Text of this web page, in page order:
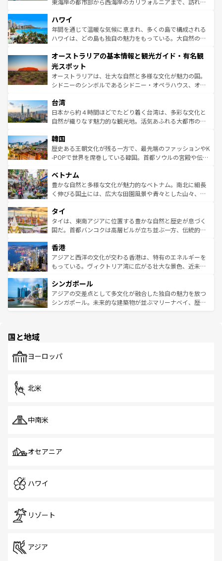
着のスイス情報は
東海岸の都市部から西海岸のカリフォルニアまで、訪れる
のような巨大都市は、観光、ショッピング、エンターテイ
ンメントが詰まった刺激的なスポットだ。一方、アメリカ
西部には大自然が広がり、グランドキャニオンやイエロー
部のニューオーリンズでは、音楽と美食が融合した独特の
文化が魅力。旅行者はアメリカの各地域で異なる魅力を楽
しみながら、その多様性と豊かな歴史を感じることができ
るだろう。車でのロードトリップや列車の旅も、アメリカ
情報は
ハワイ
年間を通じて温暖な気候に恵まれ、多くの島で構成される
ハワイは、どの島も独自の魅力をもっている。大自然の神
ワイ島は見逃せない。また、定番の観光地といえばオアフ
島だが、静かな自然を求めるならマウイ島やカウアイ島が
おすすめ。エメラルドグリーンに輝く海をはじめ、豊かな
文化や歴史が息づいている。「アロハスピリット」と呼ば
人々、おいしいローカルフードやハワイアンミュージッ
ク、伝統的なフラダンスなど、すべてがハワイの魅力を彩
っている。訪れるたびに新しい発見と感動が待っているハ
はコンテンツ一覧
オーストラリアの基本情報と観光ガイド・有名観
光スポット
オーストラリアは、壮大な自然と多様な文化が魅力の国。
シドニーのシンボルであるシドニー・オペラハウス、オー
リアリーフや大陸中央部にそびえるウルル（エアーズロッ
ク）、タスマニアの美しい原生林やケアンズの熱帯雨林な
ど、見どころがたくさん。また、カフェやワイン、オージ
いる。アクティビティも充実しており、サーフィンやダイ
ビング、ハイキングなど、アウトドア好きにはたまらな
い。オーストラリアの多彩な魅力を存分に味わいつくそ
参照してほしい。
台湾
日本から約４時間ほどでたどり着く台湾は、多彩な文化と
自然が織りなす魅力的な観光地。活気あふれる大都市の台
ン）、静ひつな山岳地帯である台湾東部など、都市の喧騒
と山間の静けさが共存しており、訪れる人に新しい発見と
驚きをもたらしてくれる。また、奥深い台湾の食文化も魅
容にもいいと評判のスイーツなど、バラエティ豊かな料理
が味わえる。 なお、新着の台湾情報は コンテンツ一覧を参
照してほしい。
韓国
歴史ある王朝文化が残る一方で、最先端のファッションやK
-POPで世界を席巻している韓国。首都ソウルの宮殿や伝統
き、地方に足を延ばせば四季折々の自然美を楽しむことが
できる。そして、キムチや焼肉、絶品のストリートフード
まで、さまざまな韓国料理が待っている。夜には、韓国な
リティに包まれながら、韓国の多彩な魅力を心ゆくまで味
わってみてほしい。 なお、新着の韓国情報はコンテンツ一
覧を参照してほしい。
ベトナム
豊かな自然と多様な文化が魅力的なベトナム。南北に細長
く伸びる国土には、広大な田園風景や青々とした山々、世
急速な発展と共に伝統が息づく。ハノイの古い町並みやホ
ーチミン市のフランス統治時代の建物も、独特の雰囲気を
醸し出している。また、バラエティの豊かさとおいしさで
とつ。フォーやバインミー、ベトナムコーヒーなどは、ぜ
ひ現地で味わいたい。どの地域を訪れてもあたたかい人々
が旅行者を迎えてくれるので、きっと忘れられない旅にな
参照してほしい。
タイ
タイは、東南アジアに位置する豊かな自然と歴史が息づく
国だ。首都バンコクは高層ビルが立ち並ぶ一方、伝統的な
の活気が交差している。北部ではチェンマイなどの山岳地
帯で自然と触れ合い、南部ではプーケットやクラビの美し
いビーチでリゾート気分を楽しむことができる。タイ料理
激する。気候は一年中温暖で、どの季節にも異なる楽しみ
が待っている。親しみやすいタイの人々、仏教を中心とし
た文化、そして多様な観光資源が、訪れる旅人を魅了し続
香港
アジアと西洋の文化が交わる香港は、特有のエネルギーを
もっている。ヴィクトリア湾に広がる壮大な景色、近未来
み、どこを訪れても感動するはず。観光スポットが密集し
ており、効率よく見どころを回れるのも魅力。息をのむよ
うな絶景から文化的な体験まで、香港を存分に楽しみ尽く
シンガポール
アジアの交差点として多文化が融合した独自の魅力を放つ
シンガポール。未来的な建築物が並ぶマリーナベイ、歴史
で、ホーカーズは地元の風情を楽しめる外せないスポット
国と地域
ヨーロッパ
北米
中南米
オセアニア
ハワイ
リゾート
アジア